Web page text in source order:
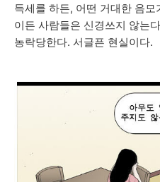
득세를 하든, 어떤 거대한 음
이든 사람들은 신경쓰지 않는
농락당한다. 서글픈 현실이다.